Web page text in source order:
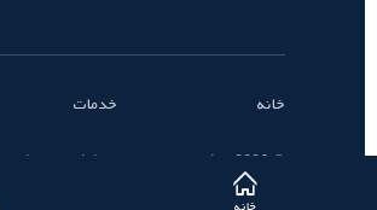
خانه خدمات
© 2026 تمامی حقوق محفوظ است - زاب سیلور | ZaabSilver